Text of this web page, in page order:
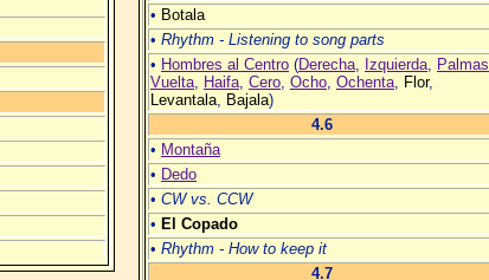
• Botala
• Rhythm - Listening to song parts
• Hombres al Centro (Derecha, Izquierda, Palmas
Vuelta, Haifa, Cero, Ocho, Ochenta, Flor,
Levantala, Bajala)
4.6
• Montaña
• Dedo
• CW vs. CCW
• El Copado
• Rhythm - How to keep it
4.7